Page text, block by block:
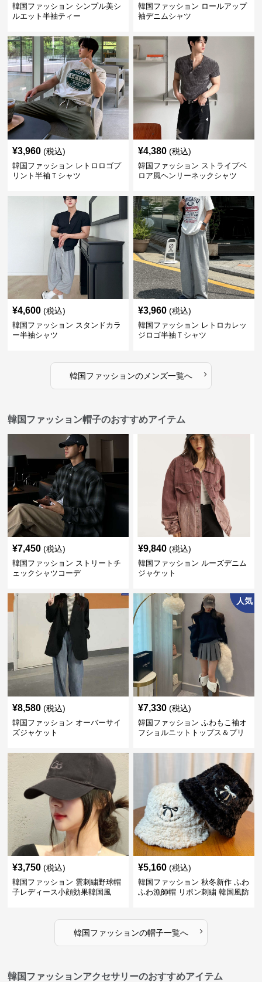
韓国ファッション シンプル美シ
ルエット半袖ティー
韓国ファッション ロールアップ
袖デニムシャツ
¥3,960 (税込)
韓国ファッション レトロロゴプ
リント半袖Ｔシャツ
¥4,380 (税込)
韓国ファッション ストライプベ
ロア風ヘンリーネックシャツ
¥4,600 (税込)
韓国ファッション スタンドカラ
ー半袖シャツ
¥3,960 (税込)
韓国ファッション レトロカレッ
ジロゴ半袖Ｔシャツ
韓国ファッションのメンズ一覧へ ›
韓国ファッション帽子のおすすめアイテム
¥7,450 (税込)
韓国ファッション ストリートチ
ェックシャツコーデ
¥9,840 (税込)
韓国ファッション ルーズデニム
ジャケット
¥8,580 (税込)
韓国ファッション オーバーサイ
ズジャケット
人気
¥7,330 (税込)
韓国ファッション ふわもこ袖オ
フショルニットトップス＆プリ
¥3,750 (税込)
韓国ファッション 雲刺繍野球帽
子レディース小顔効果韓国風
¥5,160 (税込)
韓国ファッション 秋冬新作 ふわ
ふわ漁師帽 リボン刺繍 韓国風防
韓国ファッションの帽子一覧へ ›
韓国ファッションアクセサリーのおすすめアイテム